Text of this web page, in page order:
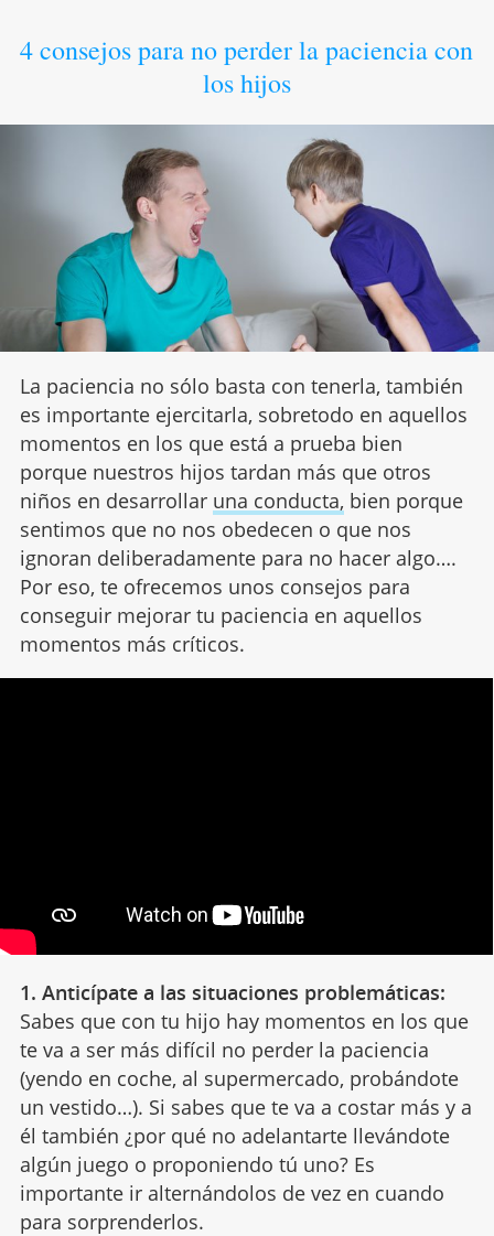
4 consejos para no perder la paciencia con
los hijos
La paciencia no sólo basta con tenerla, también
es importante ejercitarla, sobretodo en aquellos
momentos en los que está a prueba bien
porque nuestros hijos tardan más que otros
niños en desarrollar una conducta, bien porque
sentimos que no nos obedecen o que nos
ignoran deliberadamente para no hacer algo….
Por eso, te ofrecemos unos consejos para
conseguir mejorar tu paciencia en aquellos
momentos más críticos.
1. Anticípate a las situaciones problemáticas:
Sabes que con tu hijo hay momentos en los que
te va a ser más difícil no perder la paciencia
(yendo en coche, al supermercado, probándote
un vestido…). Si sabes que te va a costar más y a
él también ¿por qué no adelantarte llevándote
algún juego o proponiendo tú uno? Es
importante ir alternándolos de vez en cuando
para sorprenderlos.